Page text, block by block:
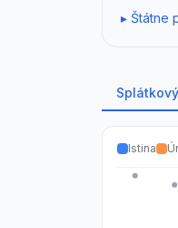
▸ Štátne
Istina